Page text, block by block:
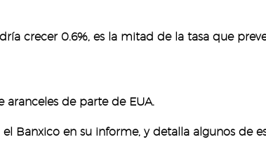
crecer 0.6%, es la mitad de la tasa que
de parte de EUA.
Banxico en su informe, y detalla algunos de